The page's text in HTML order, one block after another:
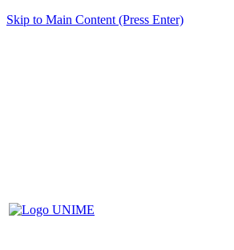
Skip to Main Content (Press Enter)